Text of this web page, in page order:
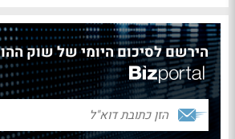
הירשם לסיכום היומי של שוק